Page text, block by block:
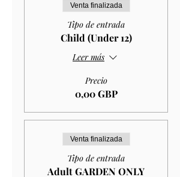
Venta finalizada
Tipo de entrada
Child (Under 12)
Leer más
Precio
0,00 GBP
Venta finalizada
Tipo de entrada
Adult GARDEN ONLY